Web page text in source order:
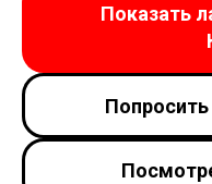
Показать